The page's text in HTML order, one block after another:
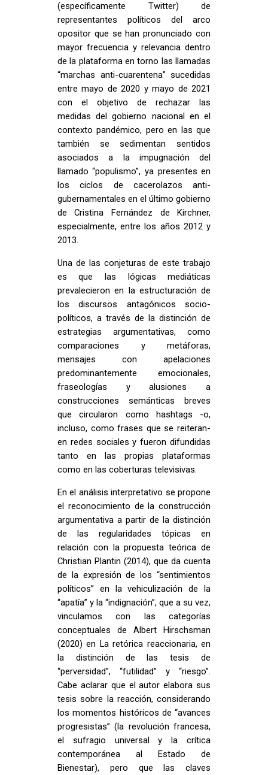
(específicamente Twitter) de
representantes políticos del arco
opositor que se han pronunciado con
mayor frecuencia y relevancia dentro
de la plataforma en torno las llamadas
“marchas anti-cuarentena” sucedidas
entre mayo de 2020 y mayo de 2021
con el objetivo de rechazar las
medidas del gobierno nacional en el
contexto pandémico, pero en las que
también se sedimentan sentidos
asociados a la impugnación del
llamado “populismo”, ya presentes en
los ciclos de cacerolazos anti-
gubernamentales en el último gobierno
de Cristina Fernández de Kirchner,
especialmente, entre los años 2012 y
2013.
Una de las conjeturas de este trabajo
es que las lógicas mediáticas
prevalecieron en la estructuración de
los discursos antagónicos socio-
políticos, a través de la distinción de
estrategias argumentativas, como
comparaciones y metáforas,
mensajes con apelaciones
predominantemente emocionales,
fraseologías y alusiones a
construcciones semánticas breves
que circularon como hashtags -o,
incluso, como frases que se reiteran-
en redes sociales y fueron difundidas
tanto en las propias plataformas
como en las coberturas televisivas.
En el análisis interpretativo se propone
el reconocimiento de la construcción
argumentativa a partir de la distinción
de las regularidades tópicas en
relación con la propuesta teórica de
Christian Plantin (2014), que da cuenta
de la expresión de los “sentimientos
políticos” en la vehiculización de la
“apatía” y la “indignación”, que a su vez,
vinculamos con las categorías
conceptuales de Albert Hirschsman
(2020) en La retórica reaccionaria, en
la distinción de las tesis de
“perversidad”, “futilidad” y “riesgo”.
Cabe aclarar que el autor elabora sus
tesis sobre la reacción, considerando
los momentos históricos de “avances
progresistas” (la revolución francesa,
el sufragio universal y la crítica
contemporánea al Estado de
Bienestar), pero que las claves